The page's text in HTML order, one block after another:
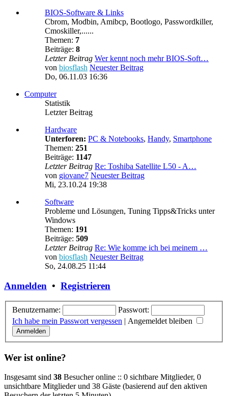
BIOS-Software & Links
Cbrom, Modbin, Amibcp, Bootlogo, Passwordkiller,
Cmoskiller,......
Themen: 7
Beiträge: 8
Letzter Beitrag Wer kennt noch mehr BIOS-Soft…
von biosflash Neuester Beitrag
Do, 06.11.03 16:36
Computer
Statistik
Letzter Beitrag
Hardware
Unterforen: PC & Notebooks, Handy, Smartphone
Themen: 251
Beiträge: 1147
Letzter Beitrag Re: Toshiba Satellite L50 - A…
von giovane7 Neuester Beitrag
Mi, 23.10.24 19:38
Software
Probleme und Lösungen, Tuning Tipps&Tricks unter
Windows
Themen: 191
Beiträge: 509
Letzter Beitrag Re: Wie komme ich bei meinem …
von biosflash Neuester Beitrag
So, 24.08.25 11:44
Anmelden • Registrieren
Benutzername:
Passwort:
Ich habe mein Passwort vergessen | Angemeldet bleiben
Wer ist online?
Insgesamt sind 38 Besucher online :: 0 sichtbare Mitglieder, 0
unsichtbare Mitglieder und 38 Gäste (basierend auf den aktiven